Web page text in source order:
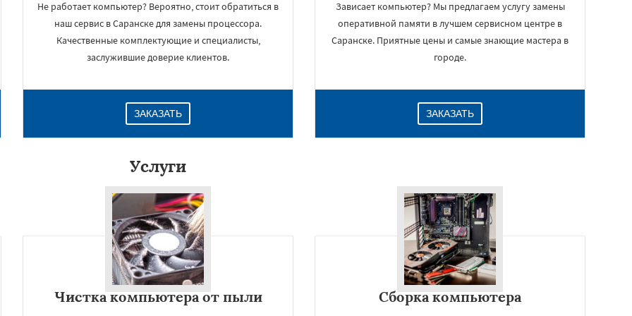
Не работает компьютер? Вероятно, стоит обратиться в
наш сервис в Саранске для замены процессора.
Качественные комплектующие и специалисты,
заслужившие доверие клиентов.
ЗАКАЗАТЬ
Зависает компьютер? Мы предлагаем услугу замены
оперативной памяти в лучшем сервисном центре в
Саранске. Приятные цены и самые знающие мастера в
городе.
ЗАКАЗАТЬ
Услуги
Чистка компьютера от пыли Сборка компьютера
Даю согласие на обработку персональных данных